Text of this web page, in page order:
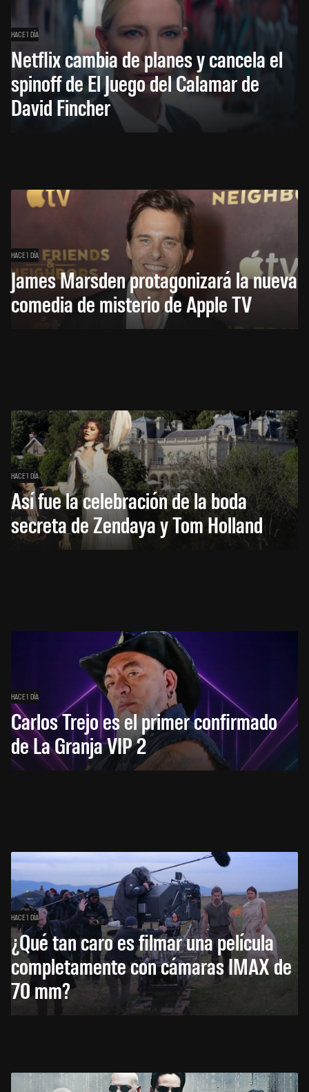
HACE 1 DÍA
Netflix cambia de planes y cancela el
spinoff de El Juego del Calamar de
David Fincher
HACE 1 DÍA
James Marsden protagonizará la nueva
comedia de misterio de Apple TV
HACE 1 DÍA
Así fue la celebración de la boda
secreta de Zendaya y Tom Holland
HACE 1 DÍA
Carlos Trejo es el primer confirmado
de La Granja VIP 2
HACE 1 DÍA
¿Qué tan caro es filmar una película
completamente con cámaras IMAX de
70 mm?